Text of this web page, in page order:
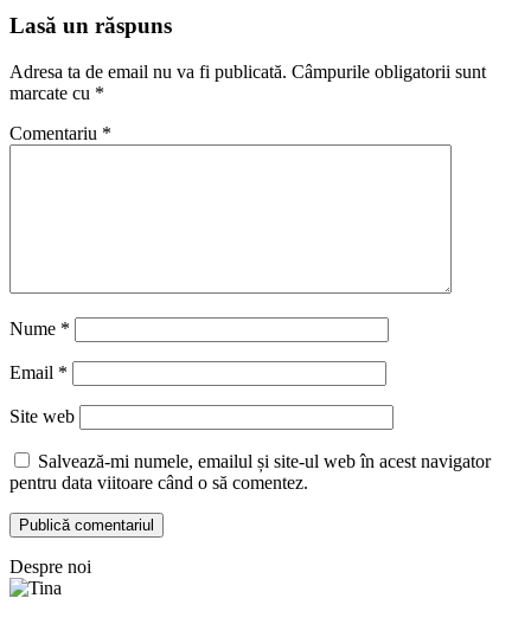
Lasă un răspuns
Adresa ta de email nu va fi publicată. Câmpurile obligatorii sunt
marcate cu *
Comentariu *
Nume *
Email *
Site web
Salvează-mi numele, emailul și site-ul web în acest navigator
pentru data viitoare când o să comentez.
Despre noi